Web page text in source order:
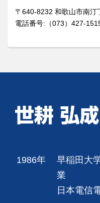
〒640-8232 和歌山市南汀
電話番号:（073）427-
1986年
早稲田大
業
日本電信